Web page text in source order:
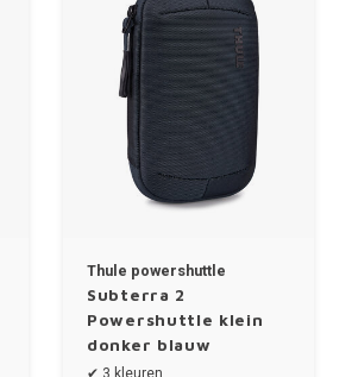
Thule powershuttle
Subterra 2
Powershuttle klein
donker blauw